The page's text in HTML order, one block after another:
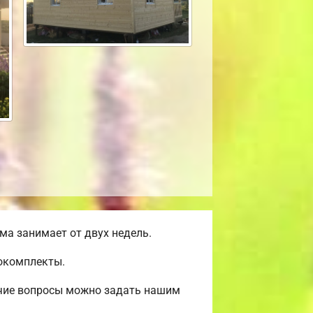
занимает от двух недель.
вопросы можно задать нашим